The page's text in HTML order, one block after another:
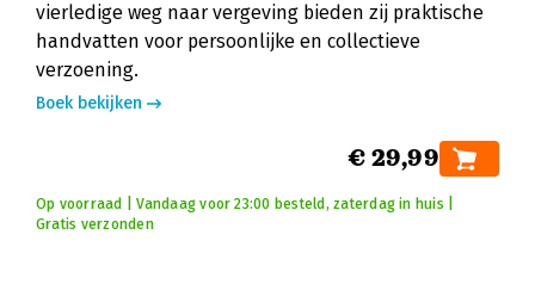
vierledige weg naar vergeving bieden zij praktische
handvatten voor persoonlijke en collectieve
verzoening.
Boek bekijken
€ 29,99
Op voorraad | Vandaag voor 23:00 besteld, zaterdag in huis |
Gratis verzonden